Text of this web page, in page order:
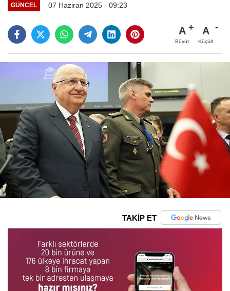
GÜNCEL 07 Haziran 2025 - 09:23
A
Büyüt
A
Küçült
TAKİP ET